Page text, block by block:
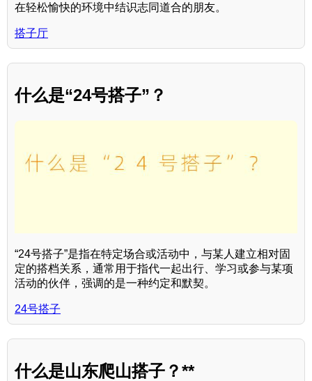
在轻松愉快的环境中结识志同道合的朋友。
搭子厅
什么是“24号搭子”？
“24号搭子”是指在特定场合或活动中，与某人建立相对固
定的搭档关系，通常用于指代一起出行、学习或参与某项
活动的伙伴，强调的是一种约定和默契。
24号搭子
什么是山东爬山搭子？**